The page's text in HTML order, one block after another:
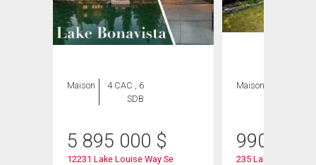
Maison
4 CAC , 6
SDB
5 895 000 $
12231 Lake Louise Way Se
Maison
990 000
235 Lake Rosen